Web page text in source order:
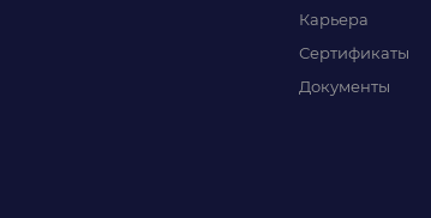
Карьера
Сертификаты
Документы